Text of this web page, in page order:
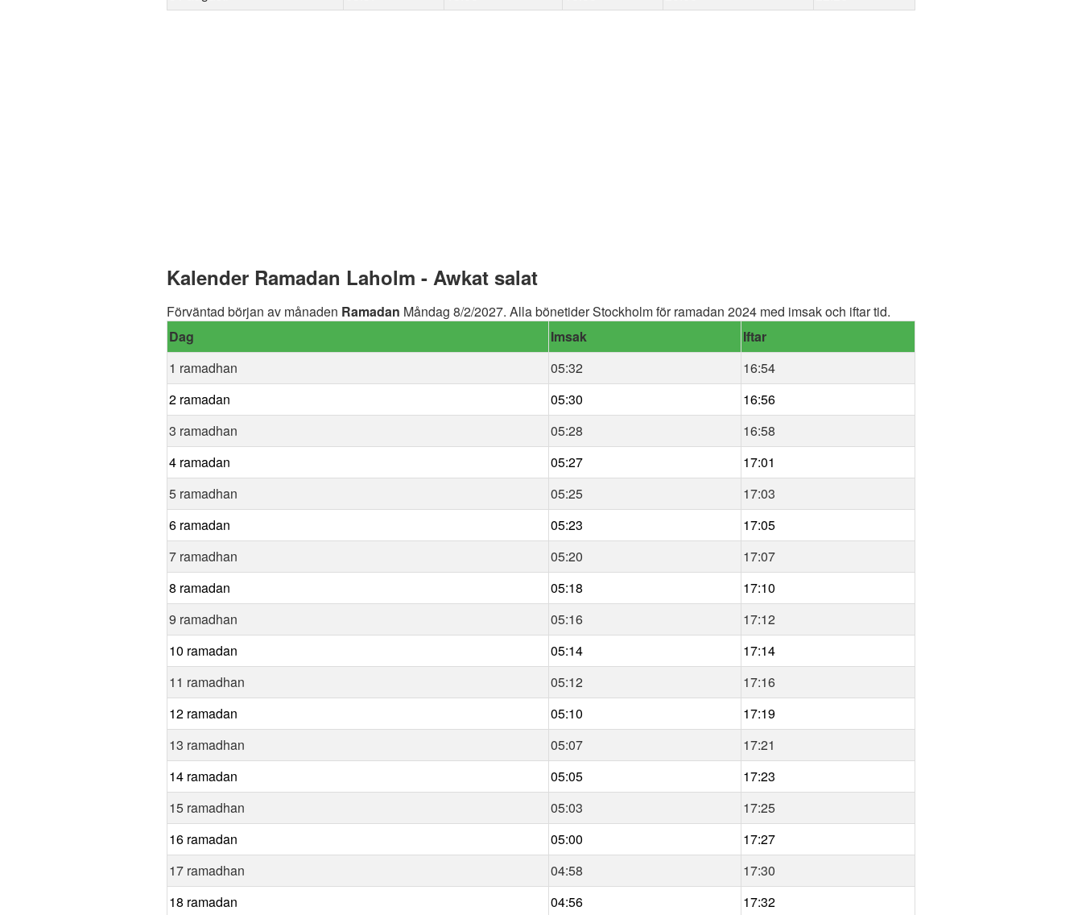
Kalender Ramadan Laholm - Awkat salat
Förväntad början av månaden Ramadan Måndag 8/2/2027. Alla bönetider Stockholm för ramadan 2024 med imsak och iftar tid.
Dag
Imsak
Iftar
1 ramadhan
05:32
16:54
2 ramadan
05:30
16:56
3 ramadhan
05:28
16:58
4 ramadan
05:27
17:01
5 ramadhan
05:25
17:03
6 ramadan
05:23
17:05
7 ramadhan
05:20
17:07
8 ramadan
05:18
17:10
9 ramadhan
05:16
17:12
10 ramadan
05:14
17:14
11 ramadhan
05:12
17:16
12 ramadan
05:10
17:19
13 ramadhan
05:07
17:21
14 ramadan
05:05
17:23
15 ramadhan
05:03
17:25
16 ramadan
05:00
17:27
17 ramadhan
04:58
17:30
18 ramadan
04:56 17:32